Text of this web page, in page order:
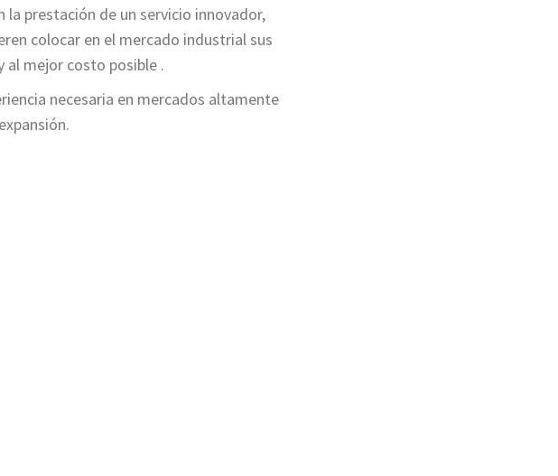
la prestación de un servicio innovador,
colocar en el mercado industrial sus
al mejor costo posible .
necesaria en mercados altamente